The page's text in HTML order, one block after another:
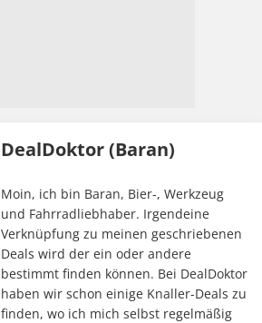
DealDoktor (Baran)
Moin, ich bin Baran, Bier-, Werkzeug
und Fahrradliebhaber. Irgendeine
Verknüpfung zu meinen geschriebenen
Deals wird der ein oder andere
bestimmt finden können. Bei DealDoktor
haben wir schon einige Knaller-Deals zu
finden, wo ich mich selbst regelmäßig